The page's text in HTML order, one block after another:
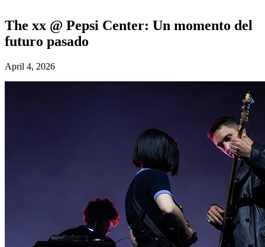
The xx @ Pepsi Center: Un momento del
futuro pasado
April 4, 2026